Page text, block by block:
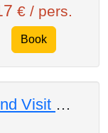
€ / pers.
Book
Keep Calm And Visit With Géraldine Puireux